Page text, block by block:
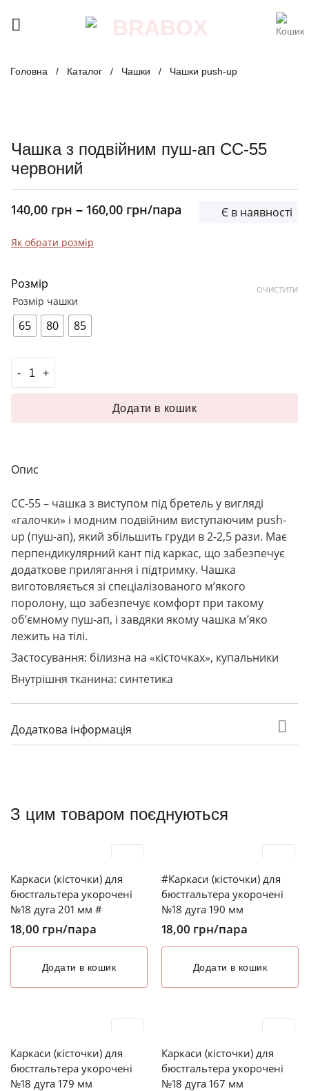
Головна / Каталог / Чашки / Чашки push-up
Чашка з подвійним пуш-ап CC-55
червоний
140,00 грн – 160,00 грн/пара Є в наявності
Як обрати розмір
Опис
CС-55 – чашка з виступом під бретель у вигляді
«галочки» і модним подвійним виступаючим push-
up (пуш-ап), який збільшить груди в 2-2,5 рази. Має
перпендикулярний кант під каркас, що забезпечує
додаткове прилягання і підтримку. Чашка
виготовляється зі спеціалізованого м’якого
поролону, що забезпечує комфорт при такому
об’ємному пуш-ап, і завдяки якому чашка м’яко
лежить на тілі.
Застосування: білизна на «кісточках», купальники
Внутрішня тканина: синтетика
Додаткова інформація
Розмір
Розмір чашки
65 80 85
ОЧИСТИТИ
Чашка з подвійним пуш-ап CC-55 червоний кількість
Додати в кошик
З цим товаром поєднуються
Каркаси (кісточки) для
бюстгальтера укорочені
№18 дуга 201 мм #
18,00 грн/пара
Додати в кошик
#Каркаси (кісточки) для
бюстгальтера укорочені
№18 дуга 190 мм
18,00 грн/пара
Додати в кошик
Каркаси (кісточки) для
бюстгальтера укорочені
№18 дуга 179 мм
Каркаси (кісточки) для
бюстгальтера укорочені
№18 дуга 167 мм